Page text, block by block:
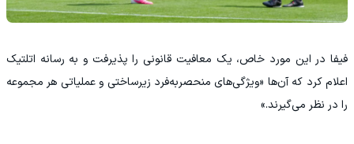
فیفا در این مورد خاص، یک معافیت قانونی را پذیرفت و به رسانه اتلتیک
اعلام کرد که آن‌ها «ویژگی‌های منحصر‌به‌فرد زیرساختی و عملیاتی هر مجموعه
را در نظر می‌گیرند.»